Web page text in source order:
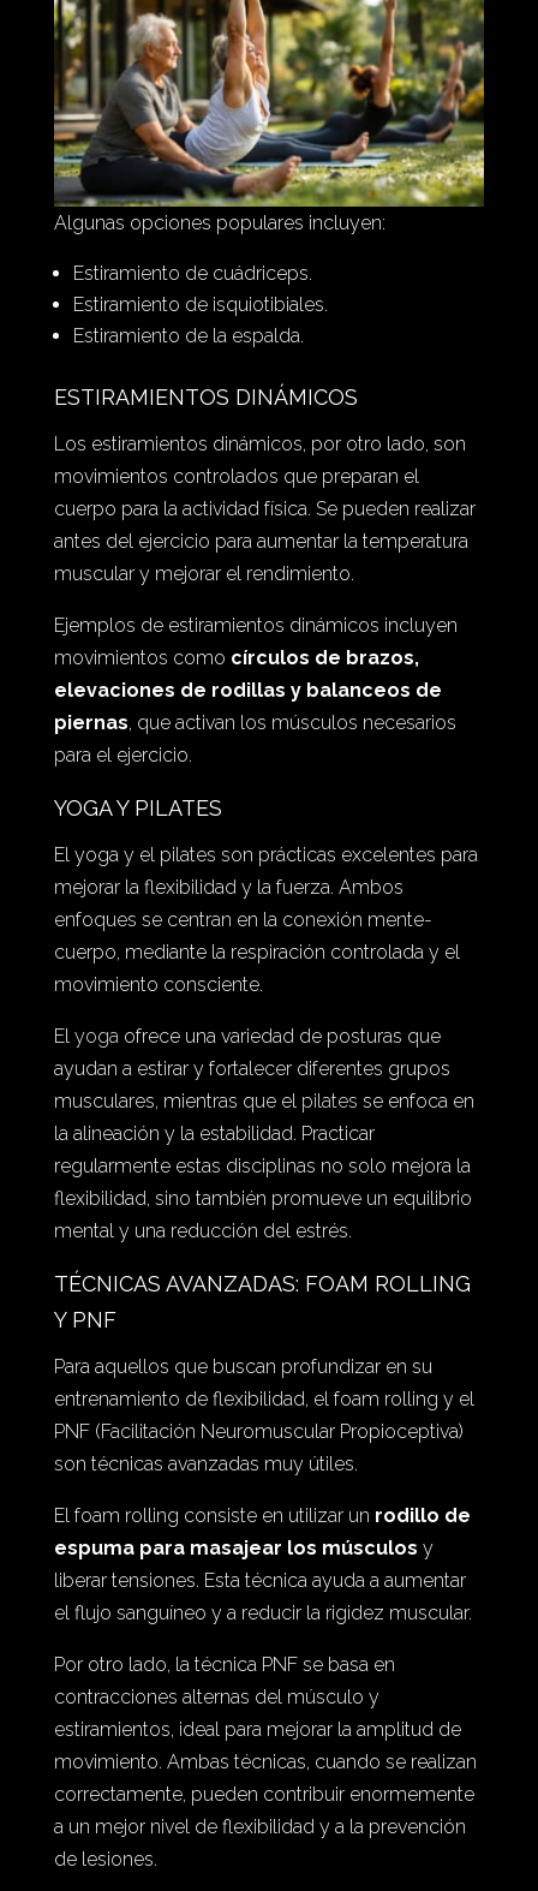
Algunas opciones populares incluyen:
Estiramiento de cuádriceps.
Estiramiento de isquiotibiales.
Estiramiento de la espalda.
ESTIRAMIENTOS DINÁMICOS
Los estiramientos dinámicos, por otro lado, son
movimientos controlados que preparan el
cuerpo para la actividad física. Se pueden realizar
antes del ejercicio para aumentar la temperatura
muscular y mejorar el rendimiento.
Ejemplos de estiramientos dinámicos incluyen
movimientos como círculos de brazos,
elevaciones de rodillas y balanceos de
piernas, que activan los músculos necesarios
para el ejercicio.
YOGA Y PILATES
El yoga y el pilates son prácticas excelentes para
mejorar la flexibilidad y la fuerza. Ambos
enfoques se centran en la conexión mente-
cuerpo, mediante la respiración controlada y el
movimiento consciente.
El yogaofrece una variedad de posturas que
ayudan a estirar y fortalecer diferentes grupos
musculares, mientras que el pilates se enfoca en
la alineación y la estabilidad. Practicar
regularmente estas disciplinas no solo mejora la
flexibilidad, sino también promueve un equilibrio
mental y una reducción del estrés.
TÉCNICAS AVANZADAS: FOAM ROLLING
Y PNF
Para aquellos que buscan profundizar en su
entrenamiento de flexibilidad, el foam rolling y el
PNF (Facilitación Neuromuscular Propioceptiva)
son técnicas avanzadas muy útiles.
El foam rolling consiste en utilizar un rodillo de
espuma para masajear los músculos y
liberar tensiones. Esta técnica ayuda a aumentar
el flujo sanguíneo y a reducir la rigidez muscular.
Por otro lado, la técnica PNF se basa en
contracciones alternas del músculo y
estiramientos, ideal para mejorar la amplitud de
movimiento. Ambas técnicas, cuando se realizan
correctamente, pueden contribuir enormemente
a un mejor nivel de flexibilidad y a la prevención
de lesiones.